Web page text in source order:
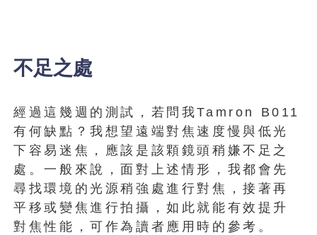
不足之處
經過這幾週的測試，若問我Tamron B011
有何缺點？我想望遠端對焦速度慢與低光
下容易迷焦，應該是該顆鏡頭稍嫌不足之
處。一般來說，面對上述情形，我都會先
尋找環境的光源稍強處進行對焦，接著再
平移或變焦進行拍攝，如此就能有效提升
對焦性能，可作為讀者應用時的參考。